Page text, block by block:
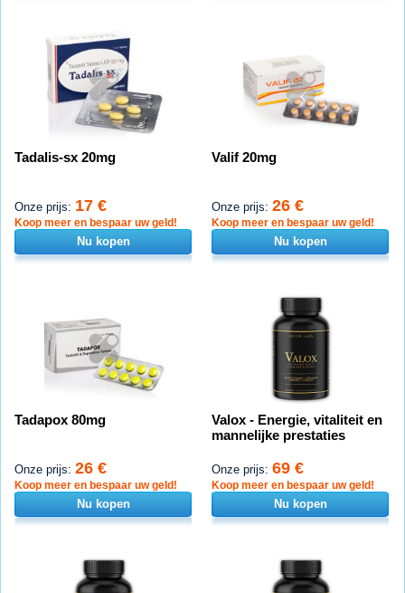
Tadalis-sx 20mg
Onze prijs: 17 €
Koop meer en bespaar uw geld!
Nu kopen
Valif 20mg
Onze prijs: 26 €
Koop meer en bespaar uw geld!
Nu kopen
Tadapox 80mg
Onze prijs: 26 €
Koop meer en bespaar uw geld!
Nu kopen
Valox - Energie, vitaliteit en
mannelijke prestaties
Onze prijs: 69 €
Koop meer en bespaar uw geld!
Nu kopen